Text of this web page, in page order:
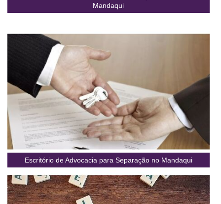
Mandaqui
Escritório de Advocacia para Separação no Mandaqui